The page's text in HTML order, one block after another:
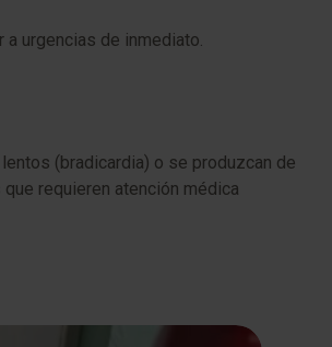
urgencias de inmediato.
(bradicardia) o se produzcan de
requieren atención médica